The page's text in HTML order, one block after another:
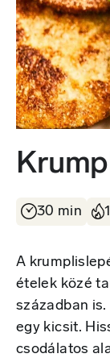
30 min
A
ételek közé
században
egy kicsit.
csodálatos